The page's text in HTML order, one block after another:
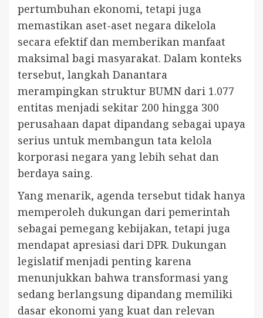
pertumbuhan ekonomi, tetapi juga
memastikan aset-aset negara dikelola
secara efektif dan memberikan manfaat
maksimal bagi masyarakat. Dalam konteks
tersebut, langkah Danantara
merampingkan struktur BUMN dari 1.077
entitas menjadi sekitar 200 hingga 300
perusahaan dapat dipandang sebagai upaya
serius untuk membangun tata kelola
korporasi negara yang lebih sehat dan
berdaya saing.
Yang menarik, agenda tersebut tidak hanya
memperoleh dukungan dari pemerintah
sebagai pemegang kebijakan, tetapi juga
mendapat apresiasi dari DPR. Dukungan
legislatif menjadi penting karena
menunjukkan bahwa transformasi yang
sedang berlangsung dipandang memiliki
dasar ekonomi yang kuat dan relevan